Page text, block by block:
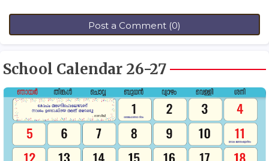
Post a Comment (0)
School Calendar 26-27